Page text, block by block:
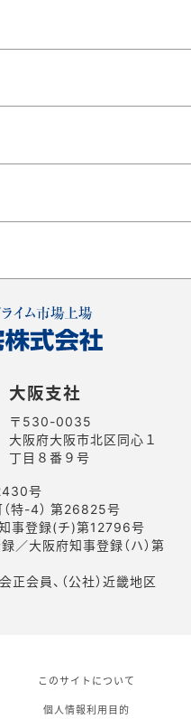
大阪支社
〒530-0035
大阪府大阪市北区同心１
丁目８番９号
2430号
（特-4） 第26825号
事登録(チ)第12796号
／大阪府知事登録（ハ）第
正会員、（公社）近畿地区
このサイトについて
個人情報利用目的